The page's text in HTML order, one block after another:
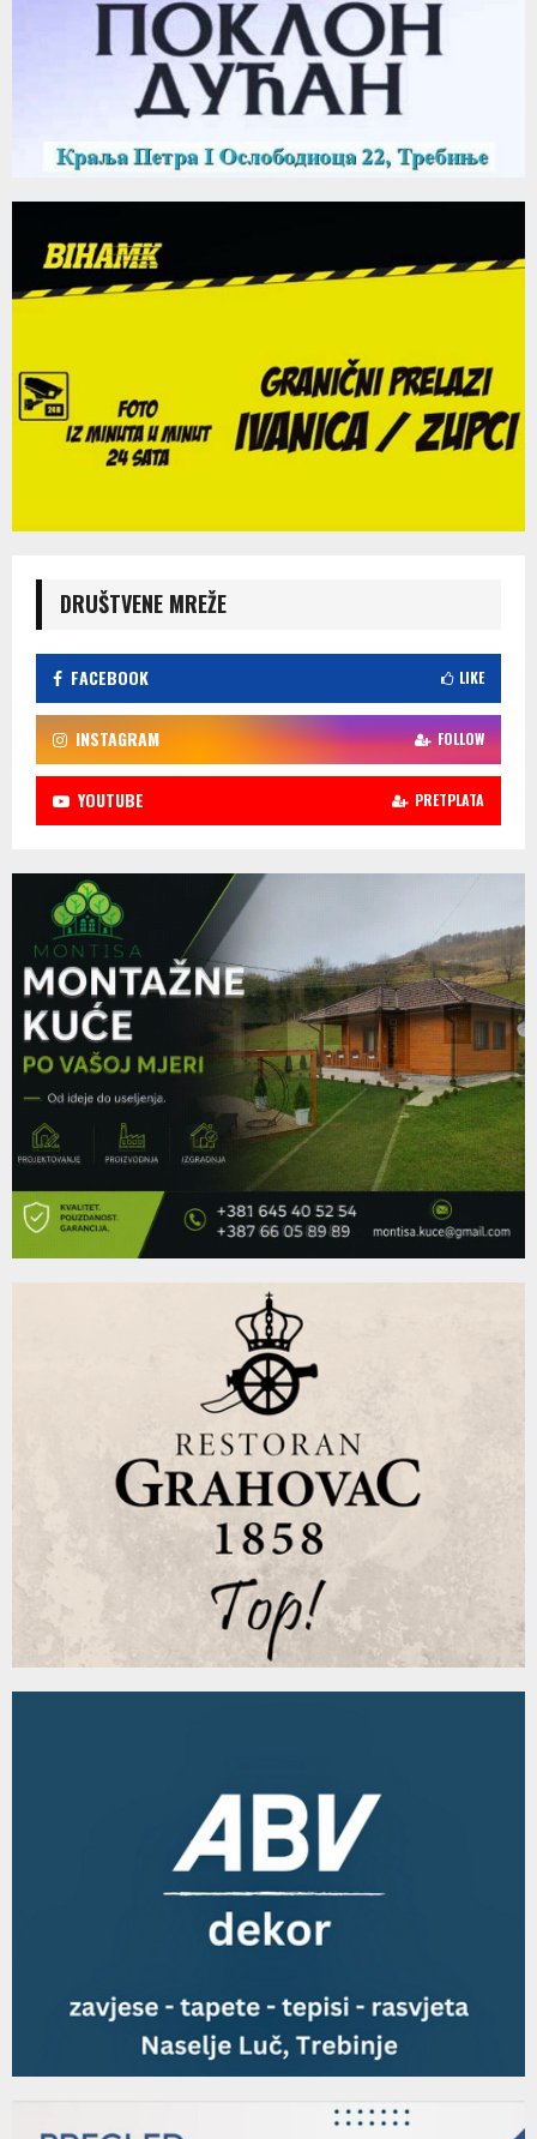
DRUŠTVENE MREŽE
FACEBOOK LIKE
INSTAGRAM FOLLOW
YOUTUBE PRETPLATA